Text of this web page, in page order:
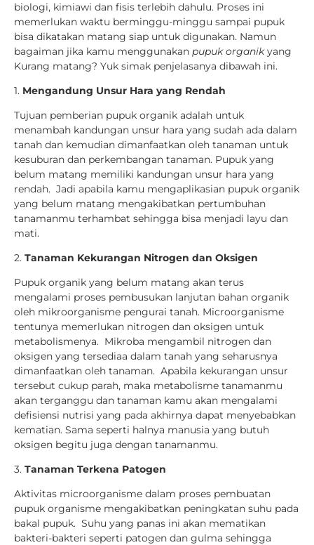
biologi, kimiawi dan fisis terlebih dahulu. Proses ini
memerlukan waktu berminggu-minggu sampai pupuk
bisa dikatakan matang siap untuk digunakan. Namun
bagaiman jika kamu menggunakan pupuk organikyang
Kurang matang? Yuk simak penjelasanya dibawah ini.
1. Mengandung Unsur Hara yang Rendah
Tujuan pemberian pupuk organik adalah untuk
menambah kandungan unsur hara yang sudah ada dalam
tanah dan kemudian dimanfaatkan oleh tanaman untuk
kesuburan dan perkembangan tanaman. Pupuk yang
belum matang memiliki kandungan unsur hara yang
rendah. Jadi apabila kamu mengaplikasian pupuk organik
yang belum matang mengakibatkan pertumbuhan
tanamanmu terhambat sehingga bisa menjadi layu dan
mati.
2. Tanaman Kekurangan Nitrogen dan Oksigen
Pupuk organik yang belum matang akan terus
mengalami proses pembusukan lanjutan bahan organik
oleh mikroorganisme pengurai tanah. Microorganisme
tentunya memerlukan nitrogen dan oksigen untuk
metabolismenya. Mikroba mengambil nitrogen dan
oksigen yang tersediaa dalam tanah yang seharusnya
dimanfaatkan oleh tanaman. Apabila kekurangan unsur
tersebut cukup parah, maka metabolisme tanamanmu
akan terganggu dan tanaman kamu akan mengalami
defisiensi nutrisi yang pada akhirnya dapat menyebabkan
kematian. Sama seperti halnya manusia yang butuh
oksigen begitu juga dengan tanamanmu.
3. Tanaman Terkena Patogen
Aktivitas microorganisme dalam proses pembuatan
pupuk organisme mengakibatkan peningkatan suhu pada
bakal pupuk. Suhu yang panas ini akan mematikan
bakteri-bakteri seperti patogen dan gulma sehingga